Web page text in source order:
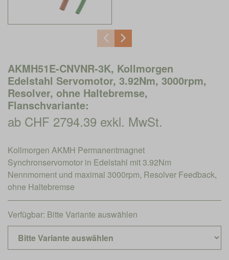
AKMH51E-CNVNR-3K, Kollmorgen
Edelstahl Servomotor, 3.92Nm, 3000rpm,
Resolver, ohne Haltebremse,
Flanschvariante:
ab CHF 2794.39 exkl. MwSt.
Kollmorgen AKMH Permanentmagnet
Synchronservomotor in Edelstahl mit 3.92Nm
Nennmoment und maximal 3000rpm, Resolver Feedback,
ohne Haltebremse
Verfügbar: Bitte Variante auswählen